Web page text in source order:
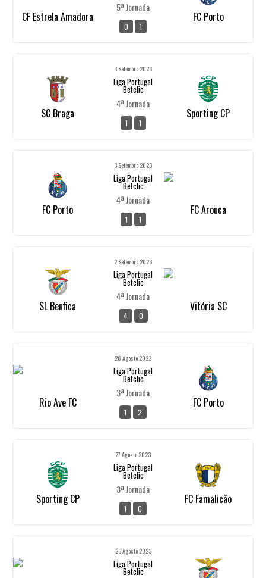
CF Estrela Amadora
5ª Jornada
0 1
FC Porto
SC Braga
3 Setembro 2023
Liga Portugal
Betclic
4ª Jornada
1 1
Sporting CP
FC Porto
3 Setembro 2023
Liga Portugal
Betclic
4ª Jornada
1 1
FC Arouca
SL Benfica
2 Setembro 2023
Liga Portugal
Betclic
4ª Jornada
4 0
Vitória SC
Rio Ave FC
28 Agosto 2023
Liga Portugal
Betclic
3ª Jornada
1 2
FC Porto
Sporting CP
27 Agosto 2023
Liga Portugal
Betclic
3ª Jornada
1 0
FC Famalicão
26 Agosto 2023
Liga Portugal
Betclic